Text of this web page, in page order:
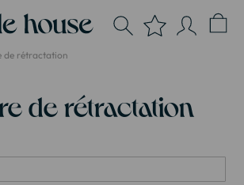
de rétractation
de rétractation